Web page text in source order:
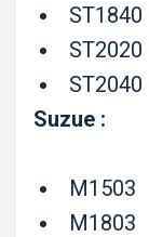
ST1840
ST2020
ST2040
Suzue :
M1503
M1803